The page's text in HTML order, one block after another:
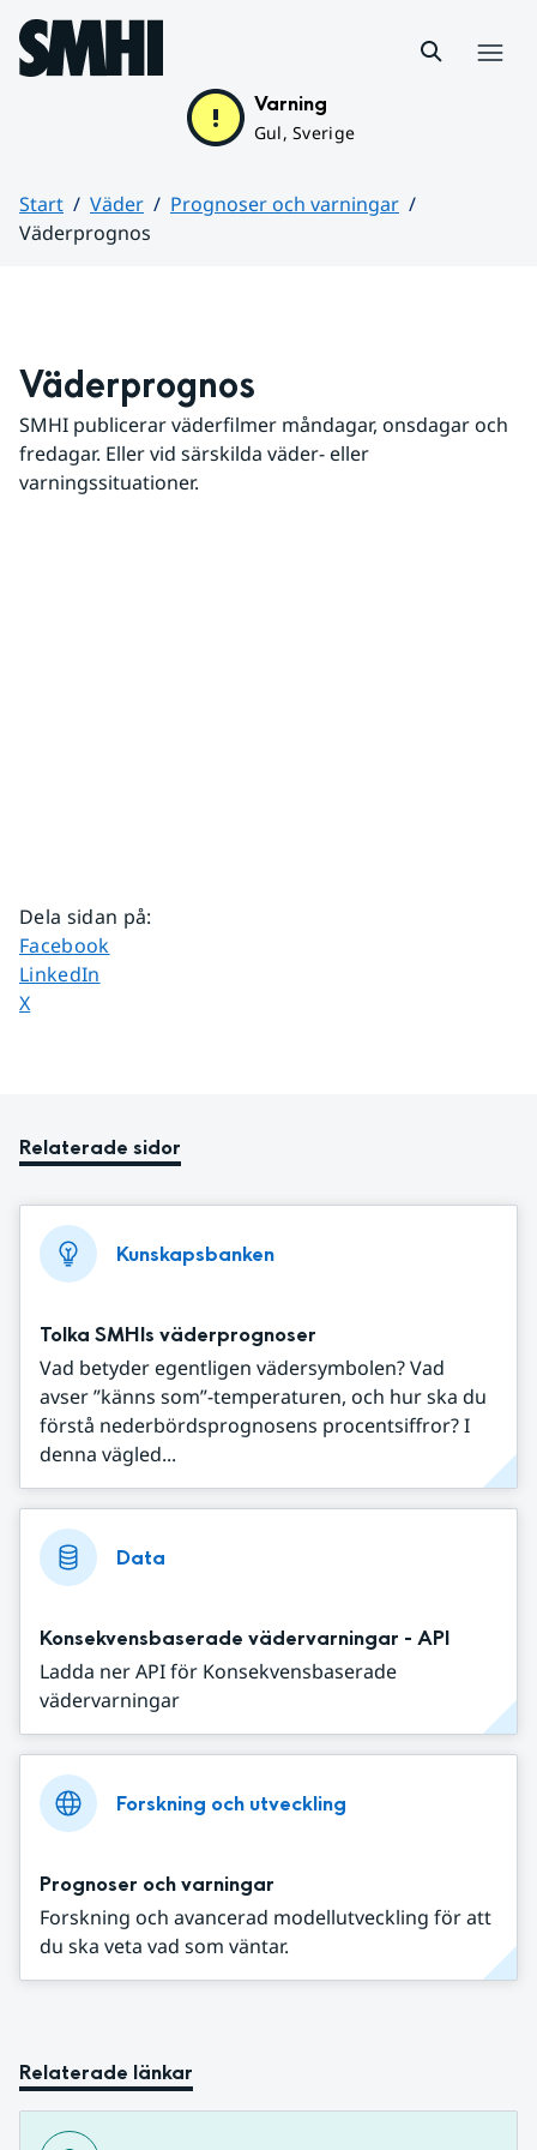
Hoppa till sidans innehåll
Varning
Gul, Sverige
Start Väder
Prognoser och varningar
Väderprognos
Väderprognos
SMHI publicerar väderfilmer måndagar, onsdagar och
fredagar. Eller vid särskilda väder- eller
varningssituationer.
Dela sidan på:
Dela sidan på
Facebook
Dela sidan på
LinkedIn
Dela sidan på
X
Relaterade sidor
Kunskapsbanken
Tolka SMHIs väderprognoser
Vad betyder egentligen vädersymbolen? Vad
avser ”känns som”-temperaturen, och hur ska du
förstå nederbördsprognosens procentsiffror? I
denna vägled...
Data
Konsekvensbaserade vädervarningar - API
Ladda ner API för Konsekvensbaserade
vädervarningar
Forskning och utveckling
Prognoser och varningar
Forskning och avancerad modellutveckling för att
du ska veta vad som väntar.
Relaterade länkar